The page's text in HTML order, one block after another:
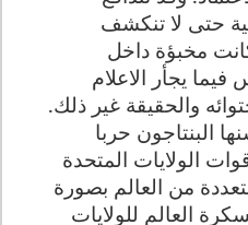
حتى لا تنكشف
مخبؤة داخل
يجأر الاعلام
والحقيقة غير ذلك.
البنتاجون حربا
الولايات المتحدة
من العالم بصورة
العالم للولايات